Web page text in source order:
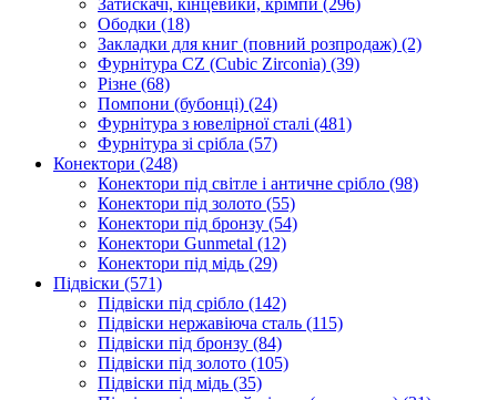
Затискачі, кінцевики, крімпи (296)
Ободки (18)
Закладки для книг (повний розпродаж) (2)
Фурнітура CZ (Cubic Zirconia) (39)
Різне (68)
Помпони (бубонці) (24)
Фурнітура з ювелірної сталі (481)
Фурнітура зі срібла (57)
Конектори (248)
Конектори під світле і античне срібло (98)
Конектори під золото (55)
Конектори під бронзу (54)
Конектори Gunmetal (12)
Конектори під мідь (29)
Підвіски (571)
Підвіски під срібло (142)
Підвіски нержавіюча сталь (115)
Підвіски під бронзу (84)
Підвіски під золото (105)
Підвіски під мідь (35)